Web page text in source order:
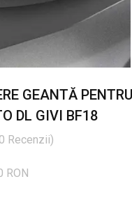
GEANTĂ PENTRU
DL GIVI BF18
0 Recenzii)
RON